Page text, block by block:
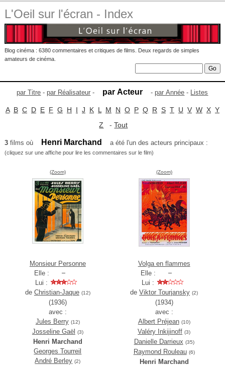
L'Oeil sur l'écran - Index
Blog cinéma : 6380 commentaires et critiques de films. Deux regards de simples
amateurs de cinéma.
par Titre -par Réalisateur - par Acteur -par Année - Listes
A B C D E F G H I J K L M N O P Q R S T U V W X Y
Z -Tout
3films où Henri Marchand a été l'un des acteurs principaux :
(cliquez sur une affiche pour lire les commentaires sur le film)
(Zoom)
Monsieur Personne
Elle :
Lui :
de Christian-Jaque (12)
(1936)
avec :
Jules Berry (12)
Josseline Gaël (3)
Henri Marchand
Georges Tourreil
André Berley (2)
(Zoom)
Volga en flammes
Elle :
Lui :
deViktor Tourjansky (2)
(1934)
avec :
Albert Préjean (10)
Valéry Inkijinoff (3)
Danielle Darrieux (35)
Raymond Rouleau (6)
Henri Marchand